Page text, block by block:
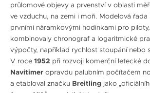
průlomové objevy a prvenství v oblasti
ve vzduchu, na zemi i moři. Modelová řada
prvními náramkovými hodinkami pro
kombinovaly chronograf a logaritmické
výpočty, například rychlost stoupání nebo
V roce 1952 při rozvoji komerční letecké
Navitimer opravdu palubním počítačem
a etabloval značku Breitling jako